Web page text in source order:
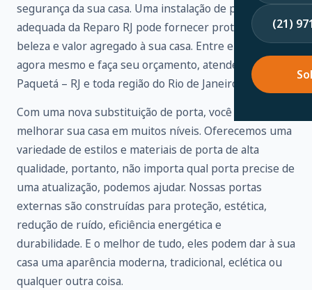
(21)
segurança da sua casa. Uma instalação de porta
adequada da Reparo RJ pode fornecer proteção,
beleza e valor agregado à sua casa. Entre em contato
agora mesmo e faça seu orçamento, atendemos em
Paquetá – RJ e toda região do Rio de Janeiro.
Com uma nova substituição de porta, você pode
melhorar sua casa em muitos níveis. Oferecemos uma
variedade de estilos e materiais de porta de alta
qualidade, portanto, não importa qual porta precise de
uma atualização, podemos ajudar. Nossas portas
externas são construídas para proteção, estética,
redução de ruído, eficiência energética e
durabilidade. E o melhor de tudo, eles podem dar à sua
casa uma aparência moderna, tradicional, eclética ou
qualquer outra coisa.